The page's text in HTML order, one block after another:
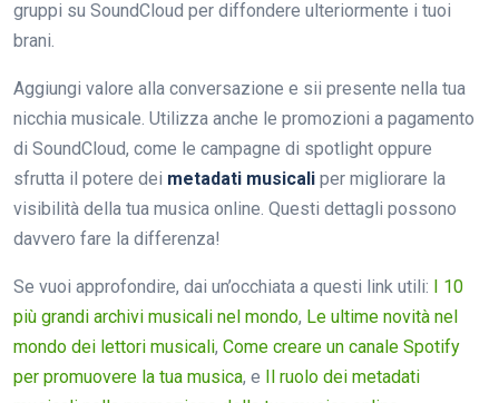
gruppi su SoundCloud per diffondere ulteriormente i tuoi
brani.
Aggiungi valore alla conversazione e sii presente nella tua
nicchia musicale. Utilizza anche le promozioni a pagamento
di SoundCloud, come le campagne di spotlight oppure
sfrutta il potere dei metadati musicali per migliorare la
visibilità della tua musica online. Questi dettagli possono
davvero fare la differenza!
Se vuoi approfondire, dai un’occhiata a questi link utili: I 10
più grandi archivi musicali nel mondo, Le ultime novità nel
mondo dei lettori musicali, Come creare un canale Spotify
per promuovere la tua musica, e Il ruolo dei metadati